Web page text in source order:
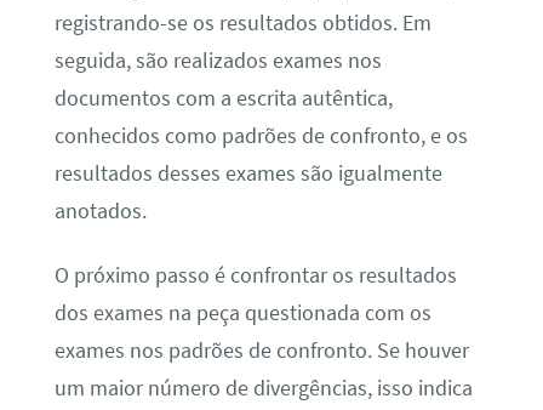
registrando-se os resultados obtidos. Em
seguida, são realizados exames nos
documentos com a escrita autêntica,
conhecidos como padrões de confronto, e os
resultados desses exames são igualmente
anotados.
O próximo passo é confrontar os resultados
dos exames na peça questionada com os
exames nos padrões de confronto. Se houver
um maior número de divergências, isso indica